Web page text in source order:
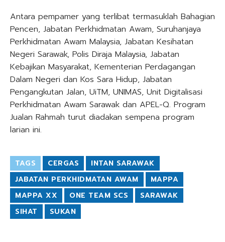
Antara pempamer yang terlibat termasuklah Bahagian
Pencen, Jabatan Perkhidmatan Awam, Suruhanjaya
Perkhidmatan Awam Malaysia, Jabatan Kesihatan
Negeri Sarawak, Polis Diraja Malaysia, Jabatan
Kebajikan Masyarakat, Kementerian Perdagangan
Dalam Negeri dan Kos Sara Hidup, Jabatan
Pengangkutan Jalan, UiTM, UNIMAS, Unit Digitalisasi
Perkhidmatan Awam Sarawak dan APEL-Q. Program
Jualan Rahmah turut diadakan sempena program
larian ini.
TAGS CERGAS
INTAN SARAWAK
JABATAN PERKHIDMATAN AWAM
MAPPA
MAPPA XX
ONE TEAM SCS
SARAWAK
SIHAT
SUKAN